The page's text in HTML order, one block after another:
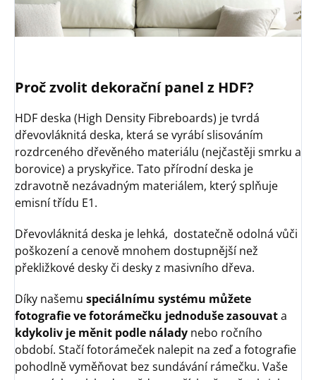
Proč zvolit dekorační panel z HDF?
HDF deska (High Density Fibreboards) je tvrdá
dřevovláknitá deska, která se vyrábí slisováním
rozdrceného dřevěného materiálu (nejčastěji smrku a
borovice) a pryskyřice. Tato přírodní deska je
zdravotně nezávadným materiálem, který splňuje
emisní třídu E1.
Dřevovláknitá deska je lehká, dostatečně odolná vůči
poškození a cenově mnohem dostupnější než
překližkové desky či desky z masivního dřeva.
Díky našemu speciálnímu systému můžete
fotografie ve fotorámečku jednoduše zasouvata
kdykoliv je měnit podle nálady nebo ročního
období. Stačí fotorámeček nalepit na zeď a fotografie
pohodlně vyměňovat bez sundávání rámečku. Vaše